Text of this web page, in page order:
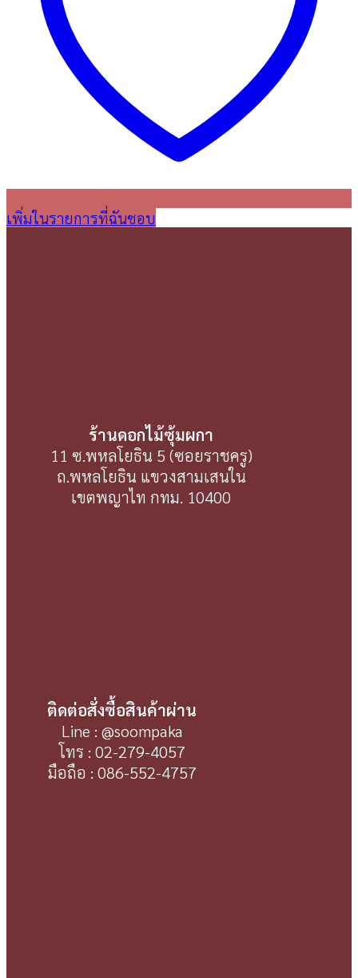
เพิ่มในรายการที่ฉันชอบ
ร้านดอกไม้ซุ้มผกา
11 ซ.พหลโยธิน 5 (ซอยราชครู)
ถ.พหลโยธิน แขวงสามเสนใน
เขตพญาไท กทม. 10400
ติดต่อสั่งซื้อสินค้าผ่าน
Line : @soompaka
โทร : 02-279-4057
มือถือ : 086-552-4757